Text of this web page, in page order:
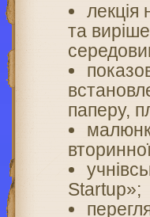
лекція
та
паперу,
Startup»;